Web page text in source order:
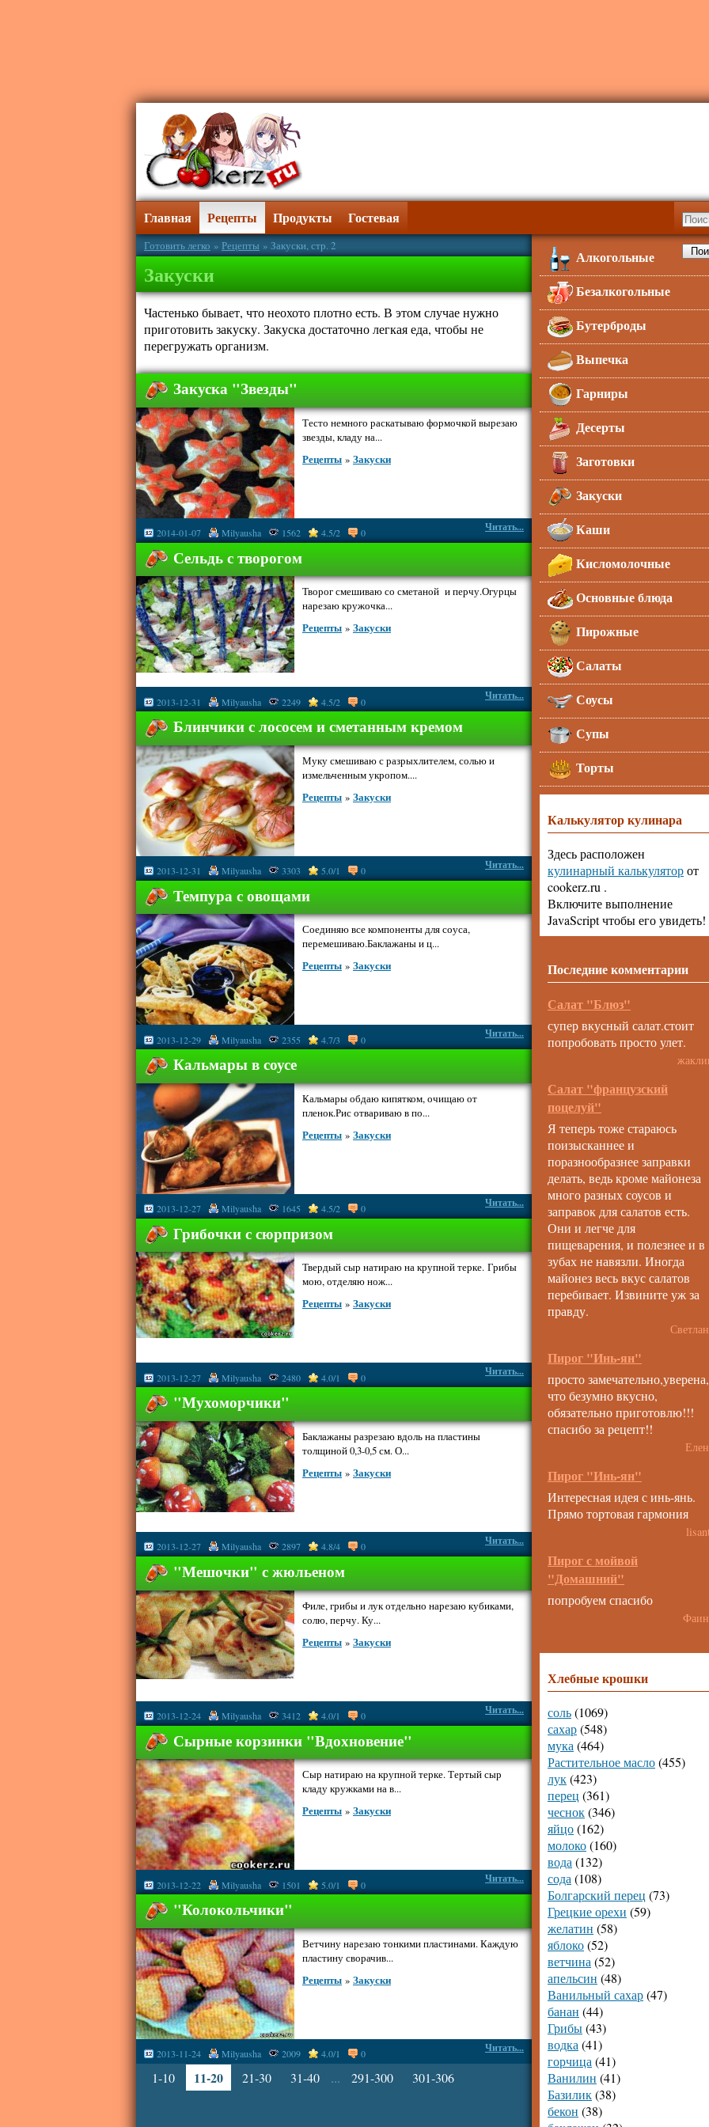
Главная Рецепты Продукты Гостевая
Готовить легко » Рецепты » Закуски, стр. 2
Закуски
Частенько бывает, что неохото плотно есть. В этом случае нужно
приготовить закуску. Закуска достаточно легкая еда, чтобы не
перегружать организм.
Закуска "Звезды"
Тесто немного раскатываю формочкой вырезаю
звезды, кладу на...
Рецепты » Закуски
Читать...
2014-01-07 Milyausha 1562 4.5/2 0
Сельдь с творогом
Творог смешиваю со сметаной и перчу.Огурцы
нарезаю кружочка...
Рецепты » Закуски
Читать...
2013-12-31 Milyausha 2249 4.5/2 0
Блинчики с лососем и сметанным кремом
Муку смешиваю с разрыхлителем, солью и
измельченным укропом....
Рецепты » Закуски
Читать...
2013-12-31 Milyausha 3303 5.0/1 0
Темпура с овощами
Соединяю все компоненты для соуса,
перемешиваю.Баклажаны и ц...
Рецепты » Закуски
Читать...
2013-12-29 Milyausha 2355 4.7/3 0
Кальмары в соусе
Кальмары обдаю кипятком, очищаю от
пленок.Рис отвариваю в по...
Рецепты » Закуски
Читать...
2013-12-27 Milyausha 1645 4.5/2 0
Грибочки с сюрпризом
Твердый сыр натираю на крупной терке. Грибы
мою, отделяю нож...
Рецепты » Закуски
Читать...
2013-12-27 Milyausha 2480 4.0/1 0
"Мухоморчики"
Баклажаны разрезаю вдоль на пластины
толщиной 0,3-0,5 см. О...
Рецепты » Закуски
Читать...
2013-12-27 Milyausha 2897 4.8/4 0
"Мешочки" с жюльеном
Филе, грибы и лук отдельно нарезаю кубиками,
солю, перчу. Ку...
Рецепты » Закуски
Читать...
2013-12-24 Milyausha 3412 4.0/1 0
Сырные корзинки "Вдохновение"
Сыр натираю на крупной терке. Тертый сыр
кладу кружками на в...
Рецепты » Закуски
Читать...
2013-12-22 Milyausha 1501 5.0/1 0
"Колокольчики"
Ветчину нарезаю тонкими пластинами. Каждую
пластину сворачив...
Рецепты » Закуски
Читать...
2013-11-24 Milyausha 2009 4.0/1 0
1-10 11-20 21-30 31-40 ... 291-300 301-306
Алкогольные
Безалкогольные
Бутерброды
Выпечка
Гарниры
Десерты
Заготовки
Закуски
Каши
Кисломолочные
Основные блюда
Пирожные
Салаты
Соусы
Супы
Торты
Калькулятор кулинара
Здесь расположен
кулинарный калькуляторот
cookerz.ru .
Включите выполнение
JavaScript чтобы его увидеть!
Последние комментарии
Салат "Блюз"
супер вкусный салат.стоит
попробовать просто улет.
Салат "французский
поцелуй"
Я теперь тоже стараюсь
поизысканнее и
поразнообразнее заправки
делать, ведь кроме майонеза
много разных соусов и
заправок для салатов есть.
Они и легче для
пищеварения, и полезнее и в
зубах не навязли. Иногда
майонез весь вкус салатов
перебивает. Извините уж за
правду.
Пирог "Инь-ян"
просто замечательно,уверена,
что безумно вкусно,
обязательно приготовлю!!!
спасибо за рецепт!!
Пирог "Инь-ян"
Интересная идея с инь-янь.
Прямо тортовая гармония
Пирог с мойвой
"Домашний"
попробуем спасибо
Хлебные крошки
соль(1069)
сахар(548)
мука (464)
Растительное масло(455)
лук(423)
перец (361)
чеснок(346)
яйцо(162)
молоко(160)
вода (132)
сода (108)
Болгарский перец (73)
Грецкие орехи (59)
желатин (58)
яблоко(52)
ветчина (52)
апельсин (48)
Ванильный сахар(47)
банан (44)
Грибы(43)
водка (41)
горчица (41)
Ванилин (41)
Базилик(38)
бекон (38)